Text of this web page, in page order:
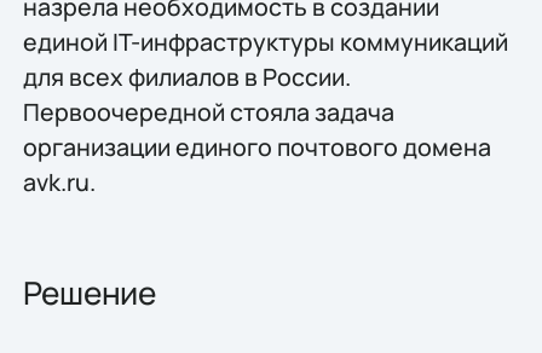
назрела необходимость в создании
единой IT-инфраструктуры коммуникаций
для всех филиалов в России.
Первоочередной стояла задача
организации единого почтового домена
avk.ru.
Решение